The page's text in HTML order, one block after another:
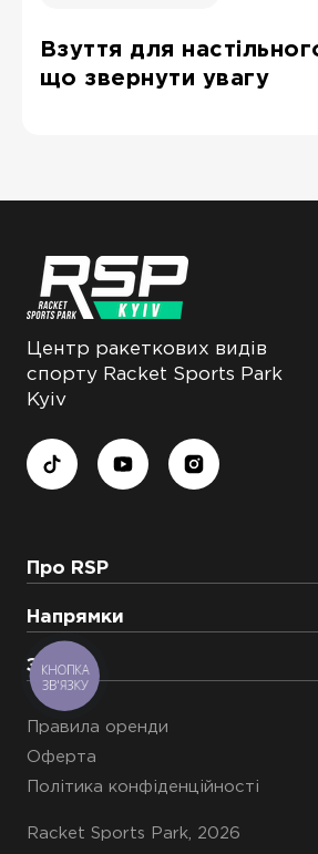
Взуття для
що звернути увагу
Центр ракеткових видів
спорту Racket Sports Park
Kyiv
Про RSP
Напрямки
Запис
Racket Sports Park, 2026
Політика конфіденційності
Оферта
Правила оренди
КНОПКА
ЗВ'ЯЗКУ